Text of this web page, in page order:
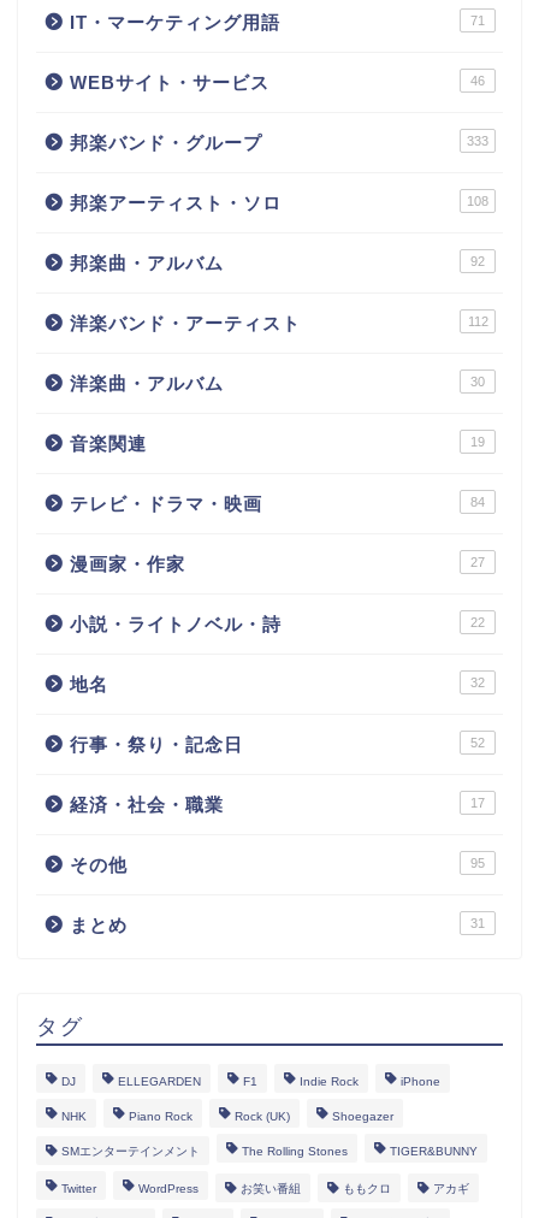
IT・マーケティング用語 71
WEBサイト・サービス 46
邦楽バンド・グループ 333
邦楽アーティスト・ソロ 108
邦楽曲・アルバム 92
洋楽バンド・アーティスト 112
洋楽曲・アルバム 30
音楽関連 19
テレビ・ドラマ・映画 84
漫画家・作家 27
小説・ライトノベル・詩 22
地名 32
行事・祭り・記念日 52
経済・社会・職業 17
その他 95
まとめ 31
タグ
DJ ELLEGARDEN F1 Indie Rock iPhone
NHK Piano Rock Rock (UK) Shoegazer
SMエンターテインメント The Rolling Stones TIGER&BUNNY
Twitter WordPress お笑い番組 ももクロ アカギ